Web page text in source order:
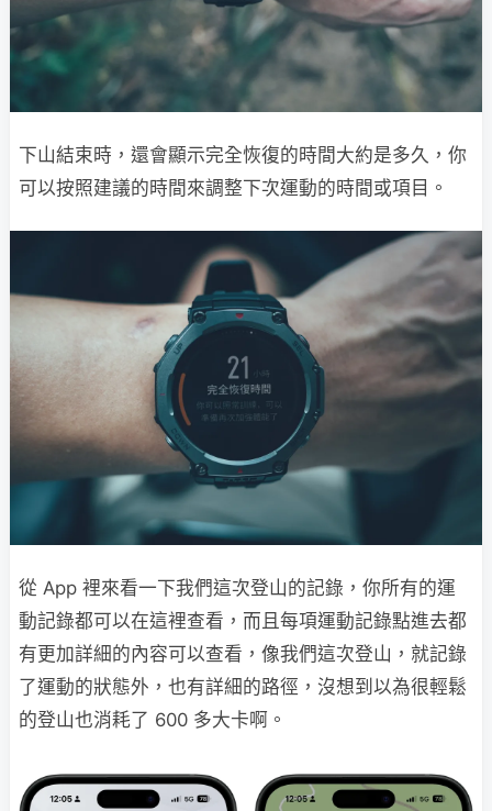
下山結束時，還會顯示完全恢復的時間大約是多久，你
可以按照建議的時間來調整下次運動的時間或項目。
從 App 裡來看一下我們這次登山的記錄，你所有的運
動記錄都可以在這裡查看，而且每項運動記錄點進去都
有更加詳細的內容可以查看，像我們這次登山，就記錄
了運動的狀態外，也有詳細的路徑，沒想到以為很輕鬆
的登山也消耗了 600 多大卡啊。